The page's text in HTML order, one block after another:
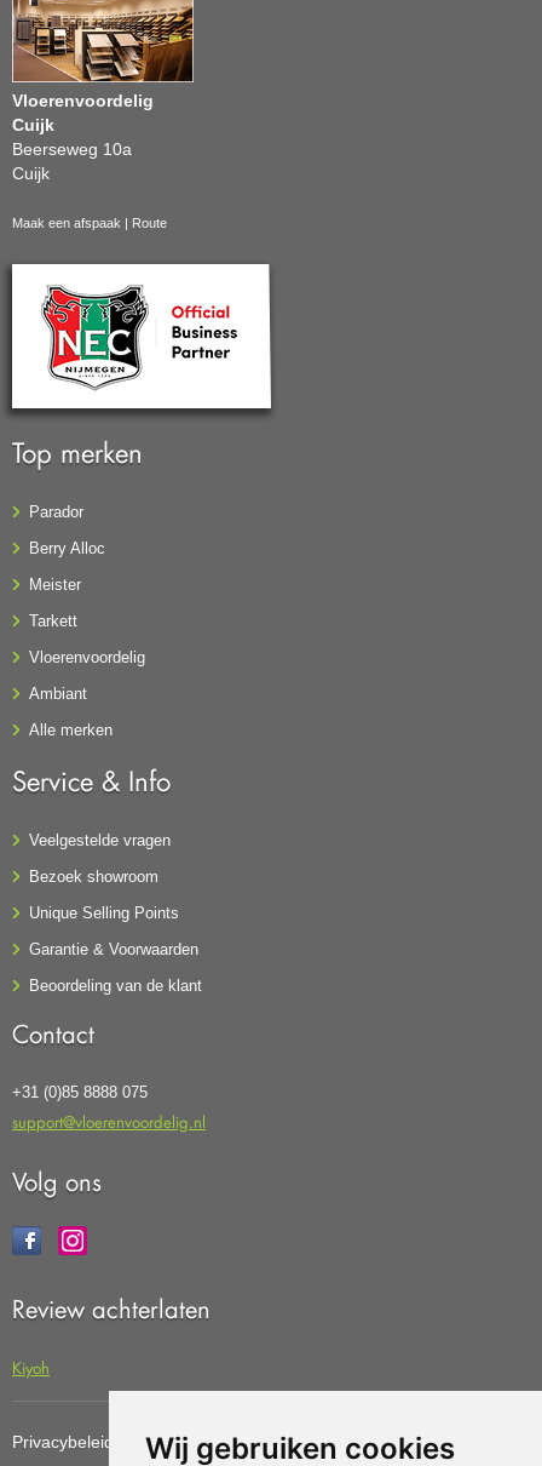
Wij gebruiken cookies
Vloerenvoordelig
Cuijk
Beerseweg 10a
Cuijk
Maak een afspaak Route
Top merken
Parador
Berry Alloc
Meister
Tarkett
Vloerenvoordelig
Ambiant
Alle merken
Service & Info
Veelgestelde vragen
Bezoek showroom
Unique Selling Points
Garantie & Voorwaarden
Beoordeling van de klant
Contact
+31 (0)85 8888 075
support@vloerenvoordelig.nl
Volg ons
Review achterlaten
Kiyoh
Privacybeleid Cookiebeleid Update cookies preferences